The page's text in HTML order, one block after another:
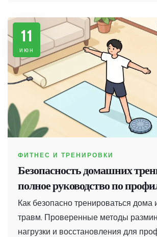
11
июн
ФИТНЕС И ТРЕНИРОВКИ
Безопасность домашних
полное руководство по
травм и
Как безопасно тренироваться дома
травм. Проверенные методы
нагрузки и восстановления для